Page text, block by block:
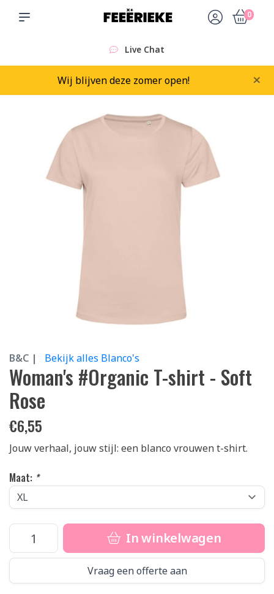
0
Live Chat
Wij blijven deze zomer open! ×
B&C | Bekijk alles Blanco's
Woman's #Organic T-shirt - Soft
Rose
€6,55
Jouw verhaal, jouw stijl: een blanco vrouwen t-shirt.
Maat: *
In winkelwagen
Vraag een offerte aan